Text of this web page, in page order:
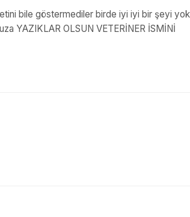
bile göstermediler birde iyi iyi bir şeyi
YAZIKLAR OLSUN VETERİNER İSMİNİ